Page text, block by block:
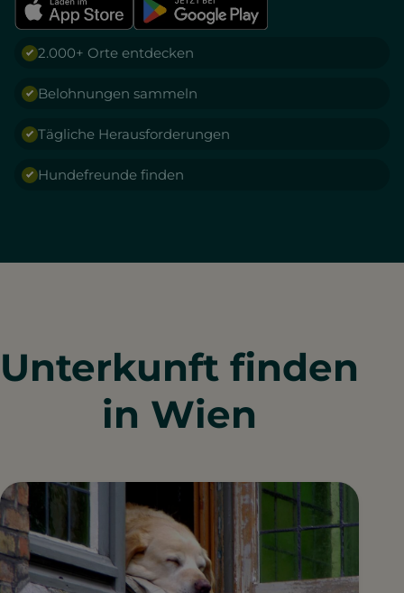
2.000+ Orte entdecken
Belohnungen sammeln
Tägliche Herausforderungen
Hundefreunde finden
Unterkunft finden
in Wien